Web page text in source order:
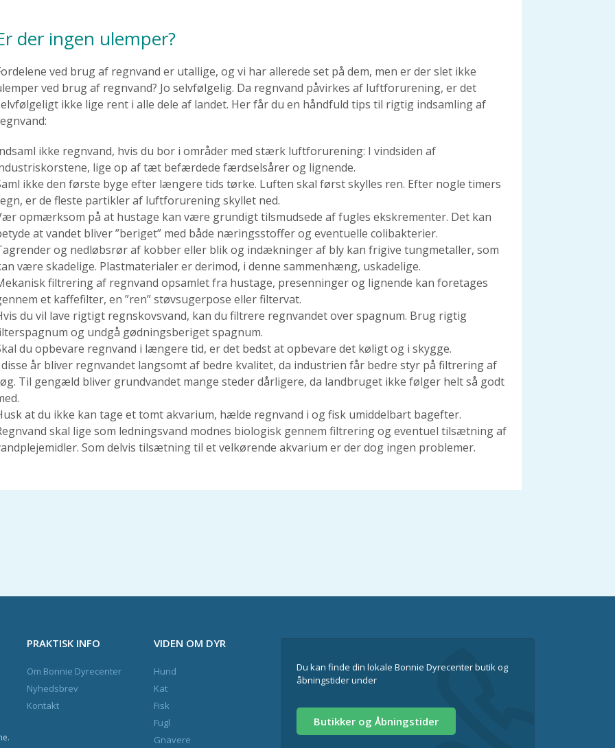
der ingen ulemper?
ved brug af regnvand er utallige, og vi har allerede set på dem, men er der slet ikke
ved brug af regnvand? Jo selvfølgelig. Da regnvand påvirkes af luftforurening, er det
ikke lige rent i alle dele af landet. Her får du en håndfuld tips til rigtig indsamling af
ikke regnvand, hvis du bor i områder med stærk luftforurening: I vindsiden af
lige op af tæt befærdede færdselsårer og lignende.
ikke den første byge efter længere tids tørke. Luften skal først skylles ren. Efter nogle timers
er de fleste partikler af luftforurening skyllet ned.
opmærksom på at hustage kan være grundigt tilsmudsede af fugles ekskrementer. Det kan
at vandet bliver ”beriget” med både næringsstoffer og eventuelle colibakterier.
og nedløbsrør af kobber eller blik og indækninger af bly kan frigive tungmetaller, som
være skadelige. Plastmaterialer er derimod, i denne sammenhæng, uskadelige.
filtrering af regnvand opsamlet fra hustage, presenninger og lignende kan foretages
et kaffefilter, en ”ren” støvsugerpose eller filtervat.
du vil lave rigtigt regnskovsvand, kan du filtrere regnvandet over spagnum. Brug rigtig
og undgå gødningsberiget spagnum.
du opbevare regnvand i længere tid, er det bedst at opbevare det køligt og i skygge.
år bliver regnvandet langsomt af bedre kvalitet, da industrien får bedre styr på filtrering af
Til gengæld bliver grundvandet mange steder dårligere, da landbruget ikke følger helt så godt
at du ikke kan tage et tomt akvarium, hælde regnvand i og fisk umiddelbart bagefter.
skal lige som ledningsvand modnes biologisk gennem filtrering og eventuel tilsætning af
Som delvis tilsætning til et velkørende akvarium er der dog ingen problemer.
PRAKTISK INFO
Om Bonnie Dyrecenter
Nyhedsbrev
Kontakt
VIDEN OM DYR
Hund
Kat
Fisk
Fugl
Gnavere
Du kan finde din lokale Bonnie Dyrecenter butik og
åbningstider under
Butikker og Åbningstider